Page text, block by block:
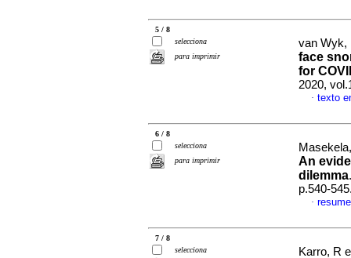
5 / 8
selecciona
para imprimir
van Wyk,
face
for
2020,
· texto
6 / 8
selecciona
para imprimir
An
dilemma
p.540-
·
7 / 8
selecciona
Karro, R